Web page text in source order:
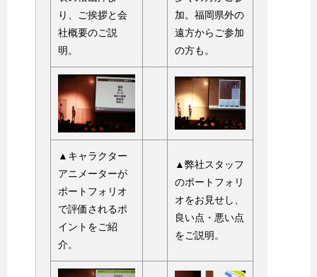
り、ご挨拶と会
社概要のご説
明。
加。福岡県外の
遠方からご参加
の方も。
▲キャラクター
アニメーターが
ポートフォリオ
で評価されるポ
イントをご紹
介。
▲弊社スタッフ
のポートフォリ
オをお見せし、
良い点・悪い点
をご説明。